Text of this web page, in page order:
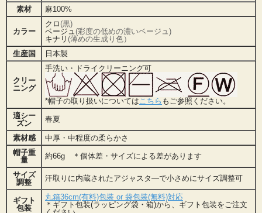
素材
麻100%
カラー
クロ(黒)
ベージュ(彩度の低めの濃いベージュ)
キナリ (薄めの生成り色）
生産国
日本製
クリー
ニング
手洗い・ドライクリーニング可
*帽子の取り扱いについてはこちら もご参照ください。
適シー
ズン
春夏
素材感
中厚・中程度の柔らかさ
帽子重
量
約66g ＊個体差・サイズによる差があります
サイズ
調整
汗取りに内蔵されたアジャスタ―で小さめにサイズ調整可
ギフト
包装
丸箱36cm(有料)包装 or 袋包装(無料)対応
＊ギフト包装(ラッピング袋・箱)から、ギフト包装をご注文